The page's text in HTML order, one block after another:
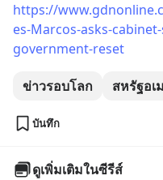
https://
es-Marcos-asks-
government-reset
ข่าวรอบโลก สหรัฐอเ
บันทึก
ดูเพิ่มเติมในซีรีส์